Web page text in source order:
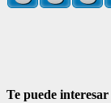
Te puede interesar